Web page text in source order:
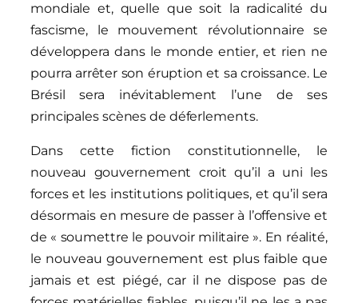
mondiale et, quelle que soit la radicalité du
fascisme, le mouvement révolutionnaire se
développera dans le monde entier, et rien ne
pourra arrêter son éruption et sa croissance. Le
Brésil sera inévitablement l’une de ses
principales scènes de déferlements.
Dans cette fiction constitutionnelle, le
nouveau gouvernement croit qu’il a uni les
forces et les institutions politiques, et qu’il sera
désormais en mesure de passer à l’offensive et
de « soumettre le pouvoir militaire ». En réalité,
le nouveau gouvernement est plus faible que
jamais et est piégé, car il ne dispose pas de